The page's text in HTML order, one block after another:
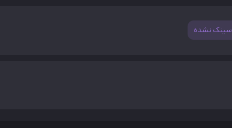
سینک نشده